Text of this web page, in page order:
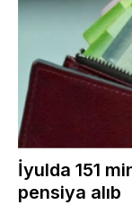
İyulda 151
pensiya alıb